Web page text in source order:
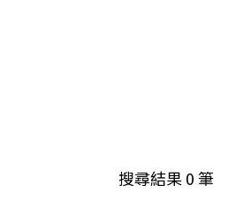
搜尋結果0筆